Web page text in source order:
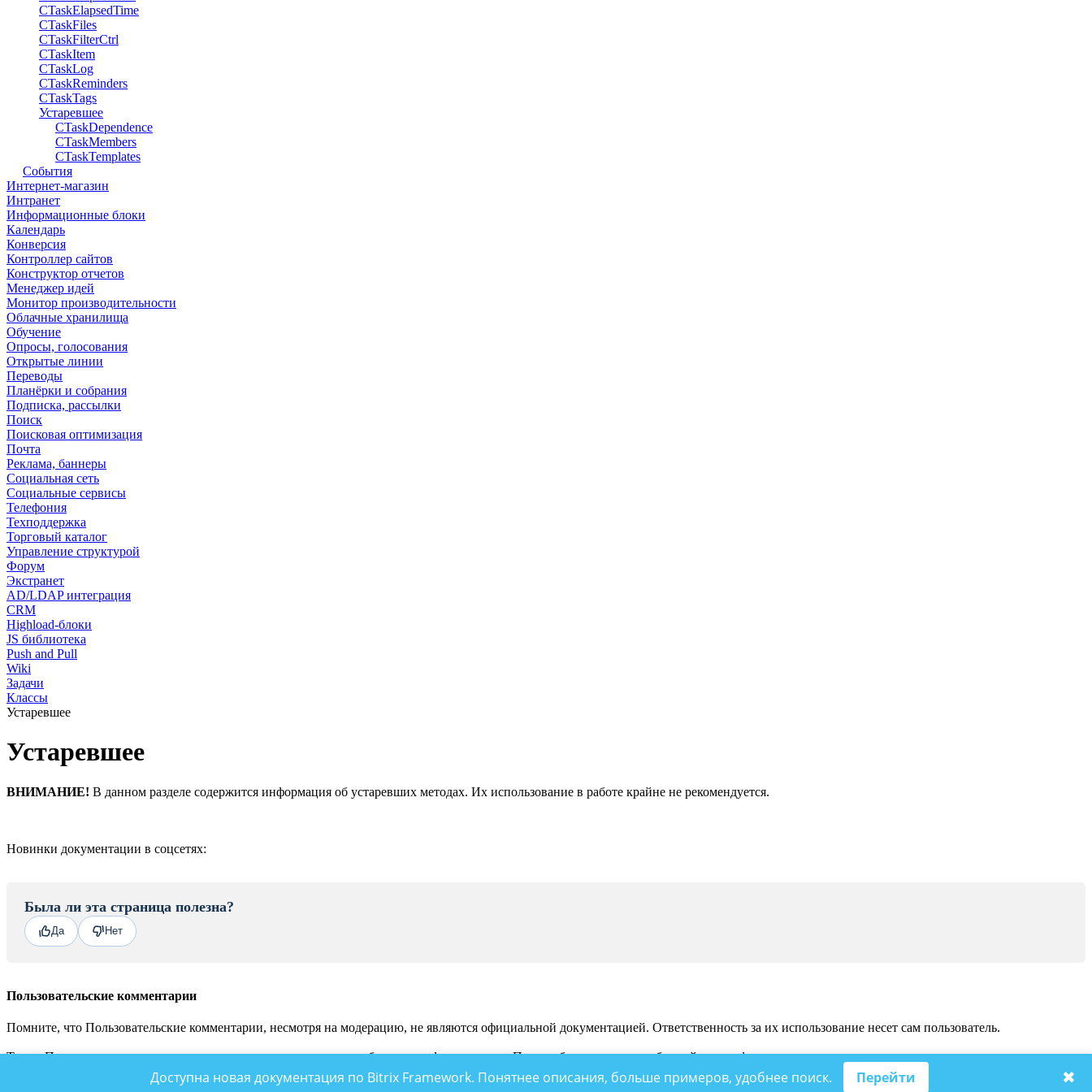
CTaskElapsedTime
CTaskFiles
CTaskFilterCtrl
CTaskItem
CTaskLog
CTaskReminders
CTaskTags
Устаревшее
CTaskDependence
CTaskMembers
CTaskTemplates
События
Интернет-магазин
Интранет
Информационные блоки
Календарь
Конверсия
Контроллер сайтов
Конструктор отчетов
Менеджер идей
Монитор производительности
Облачные хранилища
Обучение
Опросы, голосования
Открытые линии
Переводы
Планёрки и собрания
Подписка, рассылки
Поиск
Поисковая оптимизация
Почта
Реклама, баннеры
Социальная сеть
Социальные сервисы
Телефония
Техподдержка
Торговый каталог
Управление структурой
Форум
Экстранет
AD/LDAP интеграция
CRM
Highload-блоки
JS библиотека
Push and Pull
Wiki
Задачи
Классы
Устаревшее
Устаревшее
ВНИМАНИЕ! В данном разделе содержится информация об устаревших методах. Их использование в работе крайне не рекомендуется.
Новинки документации в соцсетях:
Была ли эта страница полезна?
Да Нет
Пользовательские комментарии
Помните, что Пользовательские комментарии, несмотря на модерацию, не являются официальной документацией. Ответственность за их использование несет сам пользователь.
Также Пользовательские комментарии не являются местом для обсуждения функционала. По подобным вопросам обращайтесь нафорумы.
© «Битрикс», 2001-2026, «1С-Битрикс», 2026Доступна новая документация по Bitrix Framework. Понятнее описания, больше примеров, удобнее поиск. Перейти ✖